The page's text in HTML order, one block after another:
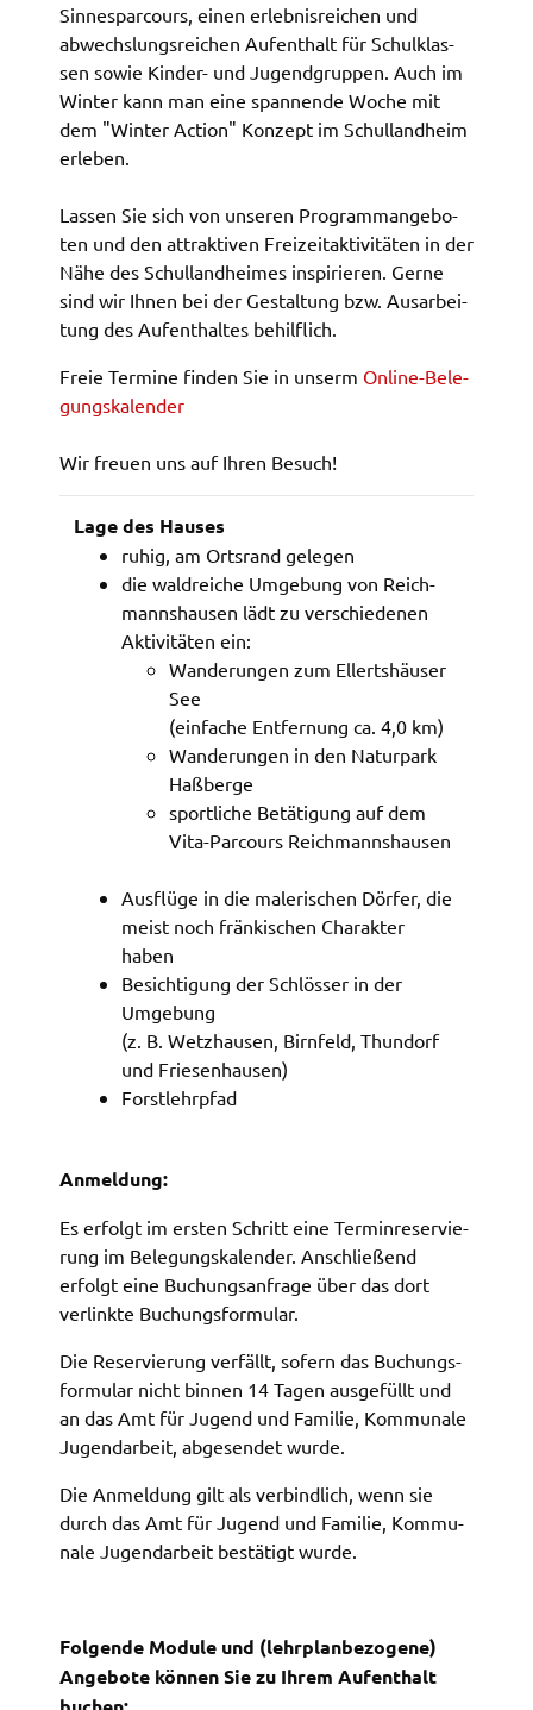
Sinnes­par­cours, einen erleb­nis­rei­chen und
abwechs­lungs­rei­chen Aufent­halt für Schul­klas­
sen sowie Kinder- und Jugend­grup­pen. Auch im
Winter kann man eine span­nen­de Woche mit
dem "Winter Action" Konzept im Schul­land­heim
erle­ben.
Lassen Sie sich von unse­ren Programm­an­ge­bo­
ten und den attrak­ti­ven Frei­zeit­ak­ti­vi­tä­ten in der
Nähe des Schul­land­hei­mes inspi­rie­ren. Gerne
sind wir Ihnen bei der Gestal­tung bzw. Ausar­bei­
tung des Aufent­hal­tes behilf­lich.
Freie Termi­ne finden Sie in unserm Online-Bele­
gungs­ka­len­der
Wir freu­en uns auf Ihren Besuch!
Lage des Hauses
ruhig, am Orts­rand gele­gen
die wald­rei­che Umge­bung von Reich­
manns­hau­sen lädt zu verschie­de­nen
Akti­vi­tä­ten ein:
Wande­run­gen zum Ellerts­häu­ser
See
(einfa­che Entfer­nung ca. 4,0 km)
Wande­run­gen in den Natur­park
Haßber­ge
sport­li­che Betä­ti­gung auf dem
Vita-Parcours Reich­manns­hau­sen
Ausflü­ge in die male­ri­schen Dörfer, die
meist noch frän­ki­schen Charak­ter
haben
Besich­ti­gung der Schlös­ser in der
Umge­bung
(z. B. Wetz­hau­sen, Birn­feld, Thun­dorf
und Frie­sen­hau­sen)
Forst­lehr­pfad
Anmel­dung:
Es erfolgt im ersten Schritt eine Termin­re­ser­vie­
rung im Bele­gungs­ka­len­der. Anschlie­ßend
erfolgt eine Buchungs­an­fra­ge über das dort
verlink­te Buchungs­for­mu­lar.
Die Reser­vie­rung verfällt, sofern das Buchungs­
for­mu­lar nicht binnen 14 Tagen ausge­füllt und
an das Amt für Jugend und Fami­lie, Kommu­na­le
Jugend­ar­beit, abge­sen­det wurde.
Die Anmel­dung gilt als verbind­lich, wenn sie
durch das Amt für Jugend und Fami­lie, Kommu­
na­le Jugend­ar­beit bestä­tigt wurde.
Folgen­de Modu­le und (lehr­plan­be­zo­ge­ne)
Ange­bo­te können Sie zu Ihrem Aufent­halt
Cookie Laufzeit:
Session
Barrierefreiheit
Name:
Anbieter:
Landratsamt Schweinfurt
Zweck:
Kontrast und Schriftgröße
Cookie Laufzeit:
Session
EXTERNE MEDIEN
Wir weisen darauf hin, dass die Verarbeitung Ihrer
Daten bei Aktivierung dieser Auswahlaußerhalb
des Verantwortungsbereichs des Landratsamtes
Schweinfurt liegt und hierfür ausschließlich die
Datenschutzbestimmungen des Anbieters YouTube
gelten. Auf unserem Onlineangebot sind
Funktionen von YouTube zur Anzeige und
Wiedergabe von Videos eingebunden. Diese
Funktionen werden angeboten durch YouTube, LLC
901 Cherry Ave. San Bruno, CA 94066 USA,
unterliegen also nicht dem Schutzbereich der
Datenschutzgrundverordnung (DSGVO).
Hierbei wird der erweiterte Datenschutzmodus
verwendet, der nach Anbieterangaben eine
Speicherung von Nutzerinformationen erst bei
Wiedergabe des/der Videos in Gang setzt. Wird die
Wiedergabe eingebetteter YouTube-Videos
gestartet, setzt YouTube Cookies ein, um
Informationen über das Nutzerverhalten zu
sammeln. Anders als bei Geltung der DSGVO
werden Sie insofern nicht erst um Einwilligung
USA eine Weitergabe an Regierungsbehörden zu
Weitere Informationen finden Sie in
unseren
Datenschutzhinweisen
Anbieter:
Zweck:
Youtube Videos
consent-google-maps
Anbieter: